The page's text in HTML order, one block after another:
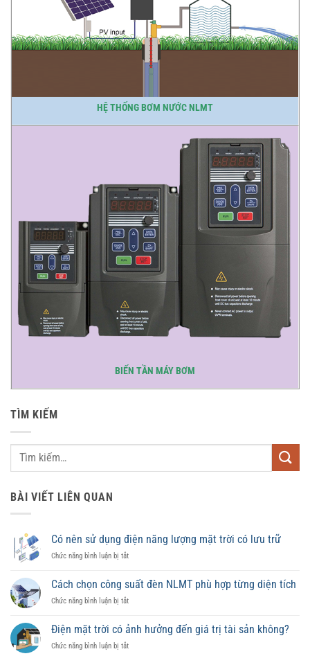
HỆ THỐNG BƠM NƯỚC NLMT
BIẾN TẦN MÁY BƠM
TÌM KIẾM
BÀI VIẾT LIÊN QUAN
Có nên sử dụng điện năng lượng mặt trời có lưu trữ
Chức năng bình luận bị tắtở
nên
sử
dụng
năng
mặt
Cách chọn công suất đèn NLMT phù hợp từng diện tích
Chức năng bình luận bị tắtở
chọn
công
suất
Điện mặt trời có ảnh hưởng đến giá trị tài sản không?
Chức năng bình luận bị tắtở